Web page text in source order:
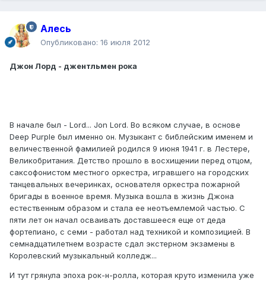
Алесь
Опубликовано: 16 июля 2012
Джон Лорд - джентльмен рока
В начале был - Lord... Jon Lord. Во всяком случае, в основе
Deep Purple был именно он. Музыкант с библейским именем и
величественной фамилией родился 9 июня 1941 г. в Лестере,
Великобритания. Детство прошло в восхищении перед отцом,
саксофонистом местного оркестра, игравшего на городских
танцевальных вечеринках, основателя оркестра пожарной
бригады в военное время. Музыка вошла в жизнь Джона
естественным образом и стала ее неотъемлемой частью. С
пяти лет он начал осваивать доставшееся еще от деда
фортепиано, с семи - работал над техникой и композицией. В
семнадцатилетнем возрасте сдал экстерном экзамены в
Королевский музыкальный колледж...
И тут грянула эпоха рок-н-ролла, которая круто изменила уже